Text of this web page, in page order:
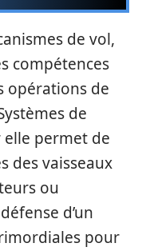
de vol,
compétences
opérations de
de
elle permet de
des vaisseaux
ou
d’un
pour